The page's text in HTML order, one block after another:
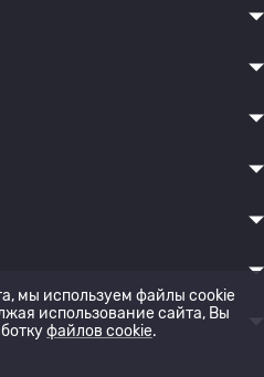
мы используем файлы cookie
использование сайта, Вы
файлов cookie.